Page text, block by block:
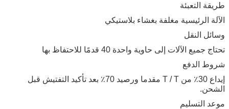
طريقة التعبئة
الآلة الرئيسية مغلفة بغشاء بلاستيكي
وسائل النقل
تحتاج جميع الآلات إلى حاوية واحدة 40 قدمًا للاحتفاظ بها
شروط الدفع
إيداع 30٪ من T / T مقدما ورصيد 70٪ بعد تأكيد التفتيش قبل
الشحن.
موعد التسليم